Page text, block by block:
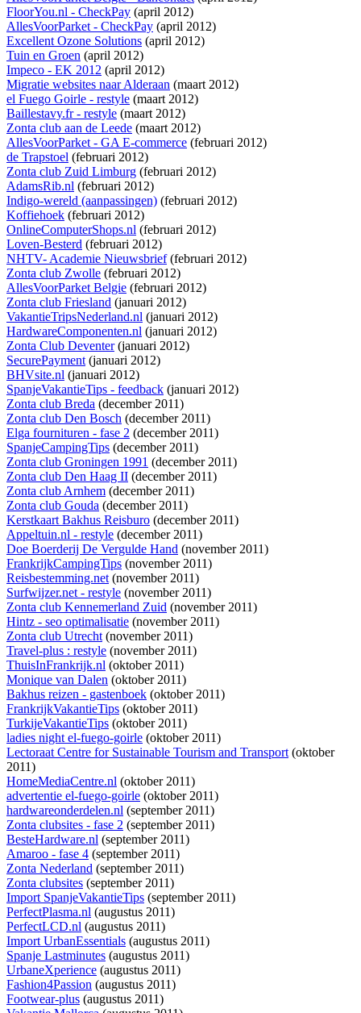
FloorYou.nl - CheckPay (april 2012)
AllesVoorParket - CheckPay (april 2012)
Excellent Ozone Solutions (april 2012)
Tuin en Groen (april 2012)
Impeco - EK 2012 (april 2012)
Migratie websites naar Alderaan (maart 2012)
el Fuego Goirle - restyle (maart 2012)
Baillestavy.fr - restyle (maart 2012)
Zonta club aan de Leede (maart 2012)
AllesVoorParket - GA E-commerce (februari 2012)
de Trapstoel (februari 2012)
Zonta club Zuid Limburg (februari 2012)
AdamsRib.nl (februari 2012)
Indigo-wereld (aanpassingen) (februari 2012)
Koffiehoek (februari 2012)
OnlineComputerShops.nl (februari 2012)
Loven-Besterd (februari 2012)
NHTV- Academie Nieuwsbrief(februari 2012)
Zonta club Zwolle (februari 2012)
AllesVoorParket Belgie (februari 2012)
Zonta club Friesland (januari 2012)
VakantieTripsNederland.nl (januari 2012)
HardwareComponenten.nl (januari 2012)
Zonta Club Deventer(januari 2012)
SecurePayment(januari 2012)
BHVsite.nl (januari 2012)
SpanjeVakantieTips - feedback (januari 2012)
Zonta club Breda (december 2011)
Zonta club Den Bosch (december 2011)
Elga fournituren - fase 2 (december 2011)
SpanjeCampingTips (december 2011)
Zonta club Groningen 1991 (december 2011)
Zonta club Den Haag II (december 2011)
Zonta club Arnhem (december 2011)
Zonta club Gouda (december 2011)
Kerstkaart Bakhus Reisburo (december 2011)
Appeltuin.nl - restyle (december 2011)
Doe Boerderij De Vergulde Hand (november 2011)
FrankrijkCampingTips (november 2011)
Reisbestemming.net(november 2011)
Surfwijzer.net - restyle (november 2011)
Zonta club Kennemerland Zuid (november 2011)
Hintz - seo optimalisatie (november 2011)
Zonta club Utrecht(november 2011)
Travel-plus : restyle (november 2011)
ThuisInFrankrijk.nl (oktober 2011)
Monique van Dalen (oktober 2011)
Bakhus reizen - gastenboek (oktober 2011)
FrankrijkVakantieTips (oktober 2011)
TurkijeVakantieTips (oktober 2011)
ladies night el-fuego-goirle (oktober 2011)
Lectoraat Centre for Sustainable Tourism and Transport(oktober
2011)
HomeMediaCentre.nl (oktober 2011)
advertentie el-fuego-goirle (oktober 2011)
hardwareonderdelen.nl (september 2011)
Zonta clubsites - fase 2 (september 2011)
BesteHardware.nl (september 2011)
Amaroo - fase 4 (september 2011)
Zonta Nederland (september 2011)
Zonta clubsites (september 2011)
Import SpanjeVakantieTips (september 2011)
PerfectPlasma.nl (augustus 2011)
PerfectLCD.nl (augustus 2011)
Import UrbanEssentials (augustus 2011)
Spanje Lastminutes (augustus 2011)
UrbaneXperience (augustus 2011)
Fashion4Passion (augustus 2011)
Footwear-plus (augustus 2011)